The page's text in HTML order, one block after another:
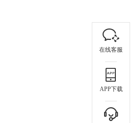
在线客服
APP下载